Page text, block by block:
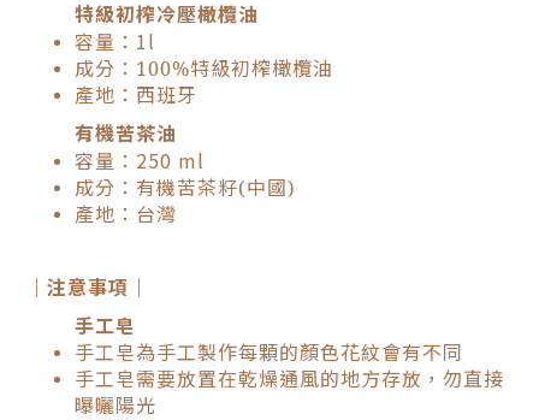
特級初榨冷壓橄欖油
容量：1l
成分：100%特級初榨橄欖油
產地：西班牙
有機苦茶油
容量：250 ml
成分：有機苦茶籽(中國)
產地：台灣
｜注意事項｜
手工皂
手工皂為手工製作每顆的顏色花紋會有不同
手工皂需要放置在乾燥通風的地方存放，勿直接
曝曬陽光